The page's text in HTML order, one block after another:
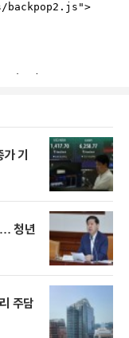
기
… 청년
주담